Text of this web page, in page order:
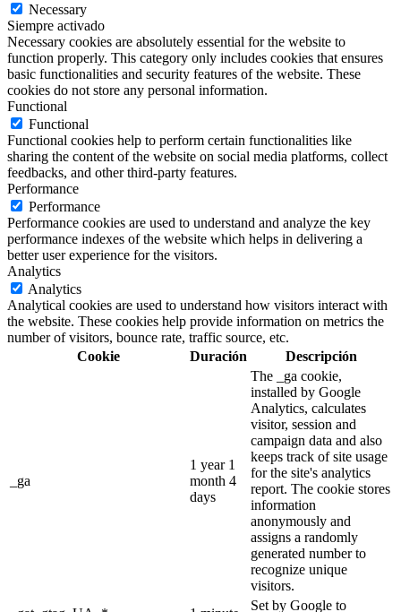
Necessary
Siempre activado
Necessary cookies are absolutely essential for the website to
function properly. This category only includes cookies that ensures
basic functionalities and security features of the website. These
cookies do not store any personal information.
Functional
Functional
Functional cookies help to perform certain functionalities like
sharing the content of the website on social media platforms, collect
feedbacks, and other third-party features.
Performance
Performance
Performance cookies are used to understand and analyze the key
performance indexes of the website which helps in delivering a
better user experience for the visitors.
Analytics
Analytics
Analytical cookies are used to understand how visitors interact with
the website. These cookies help provide information on metrics the
number of visitors, bounce rate, traffic source, etc.
Cookie
Duración Descripción
_ga
1 year 1
month 4
days
The _ga cookie,
installed by Google
Analytics, calculates
visitor, session and
campaign data and also
keeps track of site usage
for the site's analytics
report. The cookie stores
information
anonymously and
assigns a randomly
generated number to
recognize unique
visitors.
Set by Google to